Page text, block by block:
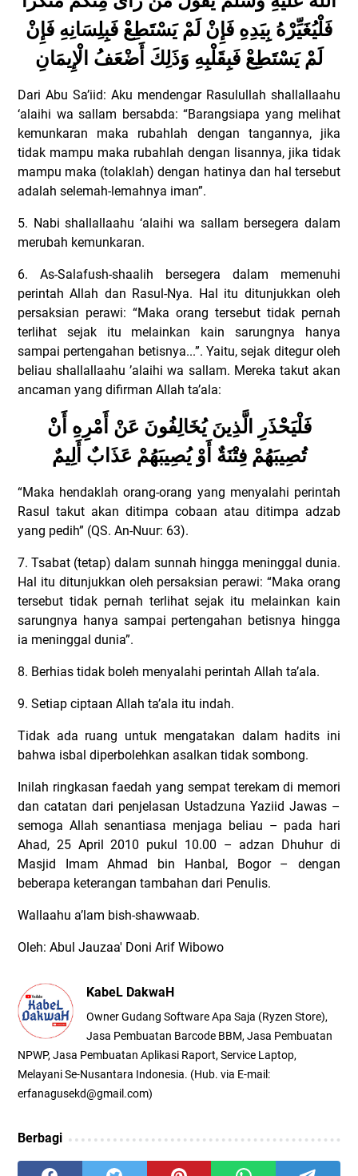
فَلْيُغَيِّرْهُ بِيَدِهِ فَإِنْ لَمْ يَسْتَطِعْ فَبِلِسَانِهِ فَإِنْ
لَمْ يَسْتَطِعْ فَبِقَلْبِهِ وَذَلِكَ أَضْعَفُ الْإِيمَانِ
Dari Abu Sa’iid: Aku mendengar Rasulullah shallallaahu
‘alaihi wa sallam bersabda: “Barangsiapa yang melihat
kemunkaran maka rubahlah dengan tangannya, jika
tidak mampu maka rubahlah dengan lisannya, jika tidak
mampu maka (tolaklah) dengan hatinya dan hal tersebut
adalah selemah-lemahnya iman”.
5. Nabi shallallaahu ‘alaihi wa sallam bersegera dalam
merubah kemunkaran.
6. As-Salafush-shaalih bersegera dalam memenuhi
perintah Allah dan Rasul-Nya. Hal itu ditunjukkan oleh
persaksian perawi: “Maka orang tersebut tidak pernah
terlihat sejak itu melainkan kain sarungnya hanya
sampai pertengahan betisnya...”. Yaitu, sejak ditegur oleh
beliau shallallaahu ’alaihi wa sallam. Mereka takut akan
ancaman yang difirman Allah ta’ala:
فَلْيَحْذَرِ الَّذِينَ يُخَالِفُونَ عَنْ أَمْرِهِ أَنْ
تُصِيبَهُمْ فِتْنَةٌ أَوْ يُصِيبَهُمْ عَذَابٌ أَلِيمٌ
“Maka hendaklah orang-orang yang menyalahi perintah
Rasul takut akan ditimpa cobaan atau ditimpa adzab
yang pedih” (QS. An-Nuur: 63).
7. Tsabat (tetap) dalam sunnah hingga meninggal dunia.
Hal itu ditunjukkan oleh persaksian perawi: “Maka orang
tersebut tidak pernah terlihat sejak itu melainkan kain
sarungnya hanya sampai pertengahan betisnya hingga
ia meninggal dunia”.
8. Berhias tidak boleh menyalahi perintah Allah ta’ala.
9. Setiap ciptaan Allah ta’ala itu indah.
Tidak ada ruang untuk mengatakan dalam hadits ini
bahwa isbal diperbolehkan asalkan tidak sombong.
Inilah ringkasan faedah yang sempat terekam di memori
dan catatan dari penjelasan Ustadzuna Yaziid Jawas –
semoga Allah senantiasa menjaga beliau – pada hari
Ahad, 25 April 2010 pukul 10.00 – adzan Dhuhur di
Masjid Imam Ahmad bin Hanbal, Bogor – dengan
beberapa keterangan tambahan dari Penulis.
Wallaahu a’lam bish-shawwaab.
Oleh: Abul Jauzaa' Doni Arif Wibowo
KabeL DakwaH
Owner Gudang Software Apa Saja (Ryzen Store),
Jasa Pembuatan Barcode BBM, Jasa Pembuatan
NPWP, Jasa Pembuatan Aplikasi Raport, Service Laptop,
Melayani Se-Nusantara Indonesia. (Hub. via E-mail:
erfanagusekd@gmail.com)
Berbagi